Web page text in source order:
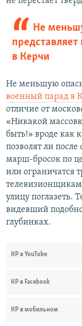
Не
в Керчи
Не меньшую
военный парад в
отличие от
«Никакой
быть!» вроде как
позволят ли
марш-бросок по
или ограничатся
улицу поглазеть.
видевший
глубинках.
КР в YouTube
КР в Facebook
КР в мобильном